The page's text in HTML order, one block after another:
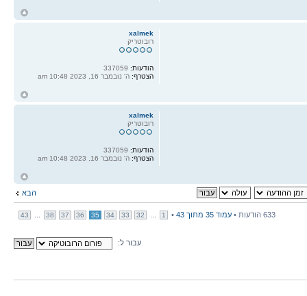
xalmek
רובוטריק
הודעות:337059
הצטרף:ה' נובמבר 16, 2023 10:48 am
xalmek
רובוטריק
הודעות:
הצטרף: ה' נובמבר 16, 2023 10:48 am
הבא
633 הודעות • עמוד 35 מתוך 43
•
1
32
33
34
35
36
37
38
43
עבור ל: